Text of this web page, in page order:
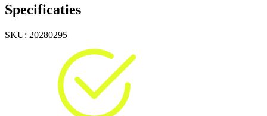
Specificaties
SKU: 20280295